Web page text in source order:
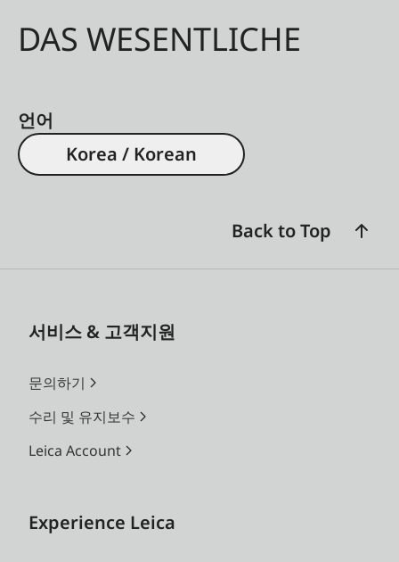
DAS WESENTLICHE
언어
Korea / Korean
Back to Top
서비스 & 고객지원
문의하기
수리 및 유지보수
Leica Account
Experience Leica